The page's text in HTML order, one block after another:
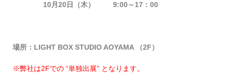
10月20日（木） 9:00～17：00
場所：LIGHT BOX STUDIO AOYAMA （2F）
※弊社は2Fでの “単独出展” となります。